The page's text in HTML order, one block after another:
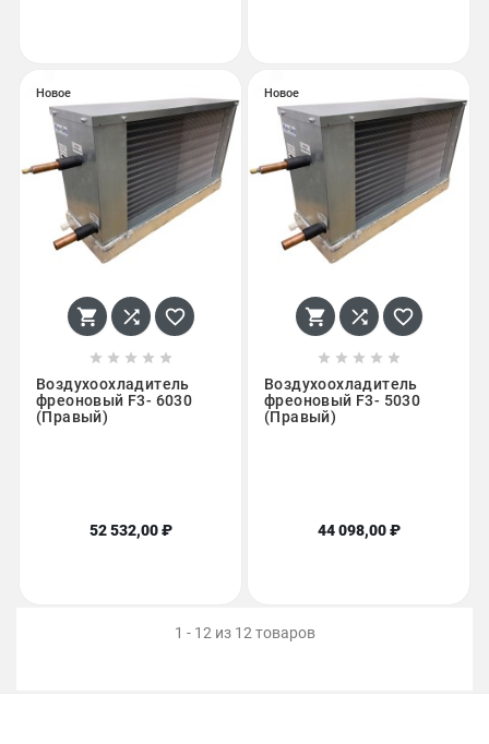
Новое
  
    
Воздухоохладитель
фреоновый F3- 6030
(Правый)
52 532,00 ₽
Новое
  
    
Воздухоохладитель
фреоновый F3- 5030
(Правый)
44 098,00 ₽
1 - 12 из 12 товаров